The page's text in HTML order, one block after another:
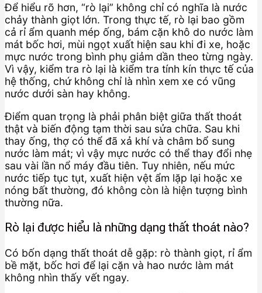
Để hiểu rõ hơn, “rò lại” không chỉ có nghĩa là nước
chảy thành giọt lớn. Trong thực tế, rò lại bao gồm
cả rỉ ẩm quanh mép ống, bám cặn khô do nước làm
mát bốc hơi, mùi ngọt xuất hiện sau khi đi xe, hoặc
mực nước trong bình phụ giảm dần theo từng ngày.
Vì vậy, kiểm tra rò lại là kiểm tra tính kín thực tế của
hệ thống, chứ không chỉ là nhìn xem xe có vũng
nước dưới sàn hay không.
Điểm quan trọng là phải phân biệt giữa thất thoát
thật và biến động tạm thời sau sửa chữa. Sau khi
thay ống, thợ có thể đã xả khí và châm bổ sung
nước làm mát; vì vậy mực nước có thể thay đổi nhẹ
sau vài lần nổ máy đầu tiên. Tuy nhiên, nếu mức
nước tiếp tục tụt, xuất hiện vệt ẩm lặp lại hoặc xe
nóng bất thường, đó không còn là hiện tượng bình
thường nữa.
Rò lại được hiểu là những dạng thất thoát nào?
Có bốn dạng thất thoát dễ gặp: rò thành giọt, rỉ ẩm
bề mặt, bốc hơi để lại cặn và hao nước làm mát
không nhìn thấy vết ngay.